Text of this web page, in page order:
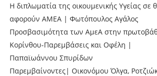
H διπλωματία της οικουμενικής Υγείας σε
αφορούν ΑΜΕΑ | Φωτόπουλος Αγάλος
Προσβασιμότητα των ΑμεΑ στην
Κορίνθου-Παρεμβάσεις και Οφέλη |
Παπαϊωάννου Σπυρίδων
Παρεμβαίνοντες| Οικονόμου Όλγα,